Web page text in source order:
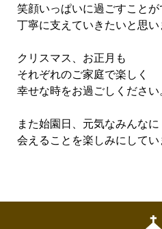
笑顔いっぱいに過ごすことが
丁寧に支えていきたいと思い
クリスマス、お正月も
それぞれのご家庭で楽しく
幸せな時をお過ごしください
また始園日、元気なみんなに
会えることを楽しみにしてい